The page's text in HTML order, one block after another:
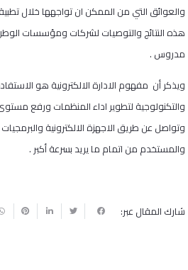
والعوائق التي من الممكن ان تواجهها خلال
هذه النتائج والتوصيات لشركات ومؤسسات
مدروس .
ويذكر أن مفهوم الادارة الالكترونية هو
والتكنولوجية لتطوير اداء المنظمات ورفع
وتواصل عن طريق الاجهزة الالكترونية
والمستخدم من اتمام ما يريد بسرعة أكبر .
شارك المقال عبر: